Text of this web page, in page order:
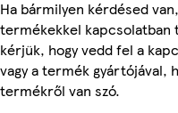
Ha bármilyen kérdésed
termékekkel kapcsolatban
kérjük, hogy vedd fel a
vagy a termék gyártójával,
termékről van szó.